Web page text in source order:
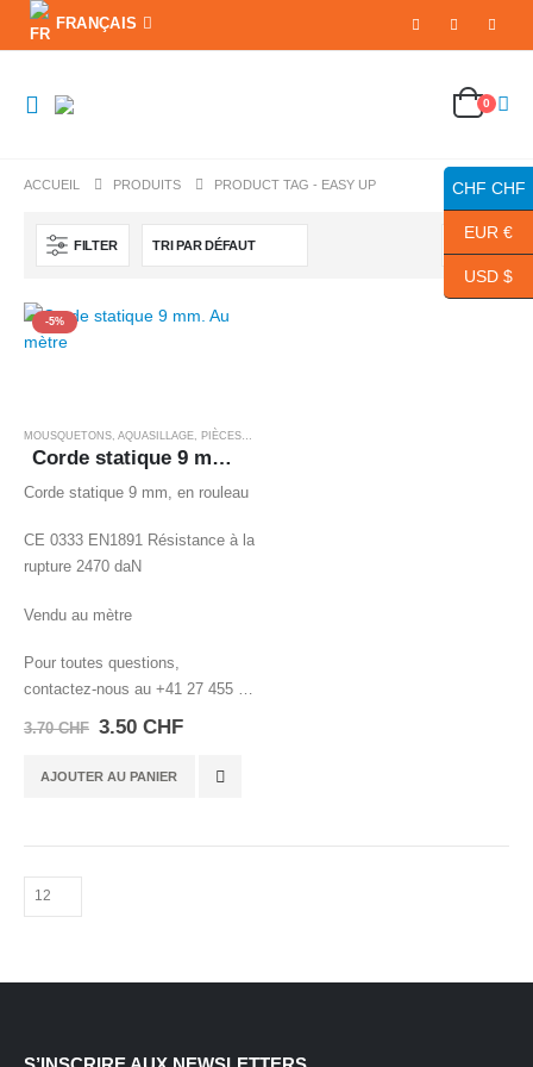
FRANÇAIS
0
ACCUEIL PRODUITS PRODUCT TAG - EASY UP
FILTER
-5%
MOUSQUETONS, AQUASILLAGE PIÈCES DÉTACHÉES SALTO TRAMPOLINE
Corde statique 9 mm. Au mètre
Corde statique 9 mm, en rouleau
CE 0333 EN1891 Résistance à la
rupture 2470 daN
Vendu au mètre
Pour toutes questions,
contactez-nous au +41 27 455 86
3.70CHF Le
était :
3.50 CHFLe
est :
AJOUTER AU PANIER
CHF CHF
EUR €
USD $